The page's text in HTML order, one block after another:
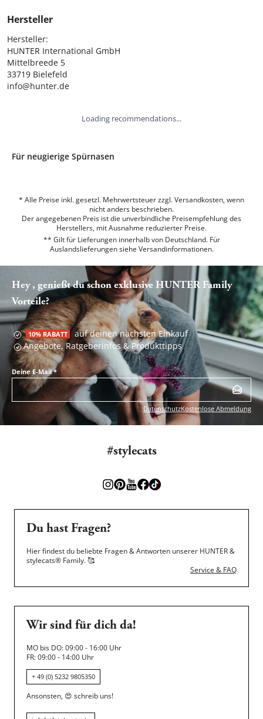
Hersteller
Hersteller:
HUNTER International GmbH
Mittelbreede 5
33719 Bielefeld
info@hunter.de
Loading recommendations...
Für neugierige Spürnasen
* Alle Preise inkl. gesetzl. Mehrwertsteuer zzgl. Versandkosten, wenn
nicht anders beschrieben.
Der angegebenen Preis ist die unverbindliche Preisempfehlung des
Herstellers, mit Ausnahme reduzierter Preise.
** Gilt für Lieferungen innerhalb von Deutschland. Für
Auslandslieferungen siehe Versandinformationen.
Hey , genießt du schon exklusive HUNTER Family
Vorteile?
10% RABATT auf deinen nächsten Einkauf
Angebote, Ratgeberinfos & Produkttipps
Deine E-Mail*
DatenschutzKostenlose Abmeldung
#stylecats
Du hast Fragen?
Hier findest du beliebte Fragen & Antworten unserer HUNTER &
stylecats® Family.🥰
Service & FAQ
Wir sind für dich da!
MO bis DO: 09:00 - 16:00 Uhr
FR: 09:00 - 14:00 Uhr
+ 49 (0) 5232 9805350
Ansonsten, 😍 schreib uns!